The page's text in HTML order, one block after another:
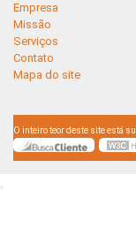
Empresa
Missão
Serviços
Contato
Mapa do site
O inteiro teor deste site está